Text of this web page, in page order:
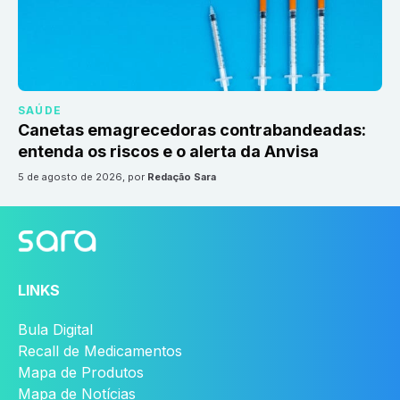
SAÚDE
Canetas emagrecedoras contrabandeadas:
entenda os riscos e o alerta da Anvisa
5 de agosto de 2026, por Redação Sara
LINKS
Bula Digital
Recall de Medicamentos
Mapa de Produtos
Mapa de Notícias